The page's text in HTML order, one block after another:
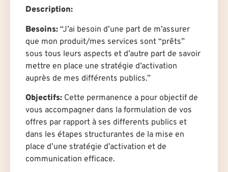
Description:
Besoins: “J’ai besoin d’une part de m’assurer
que mon produit/mes services sont “prêts”
sous tous leurs aspects et d’autre part de savoir
mettre en place une stratégie d’activation
auprès de mes différents publics.”
Objectifs: Cette permanence a pour objectif de
vous accompagner dans la formulation de vos
offres par rapport à ses differents publics et
dans les étapes structurantes de la mise en
place d’une stratégie d’activation et de
communication efficace.